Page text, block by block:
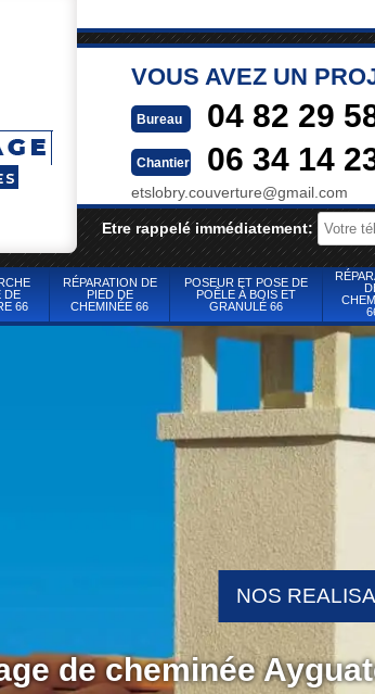
VOUS AVEZ UN
Bureau 04 82 29
Chantier 06 34 14
etslobry.couverture@gmail.com
Etre rappelé immédiatement:
DE
66
RÉPARATION DE
PIED DE
CHEMINÉE 66
POSEUR ET POSE DE
POÊLE À BOIS ET
GRANULÉ 66
de cheminée
NOS